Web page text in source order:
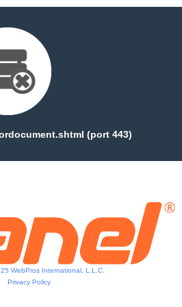
(port 443)
WebPros International, L.L.C.
Privacy Policy